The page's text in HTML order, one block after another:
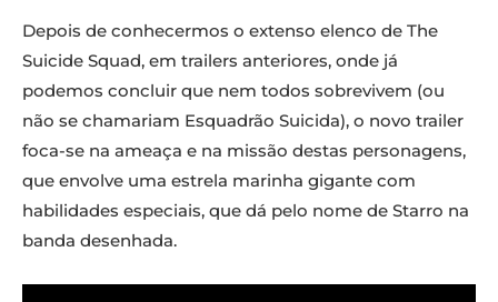
Depois de conhecermos o extenso elenco de The
Suicide Squad, em trailers anteriores, onde já
podemos concluir que nem todos sobrevivem (ou
não se chamariam Esquadrão Suicida), o novo trailer
foca-se na ameaça e na missão destas personagens,
que envolve uma estrela marinha gigante com
habilidades especiais, que dá pelo nome de Starro na
banda desenhada.